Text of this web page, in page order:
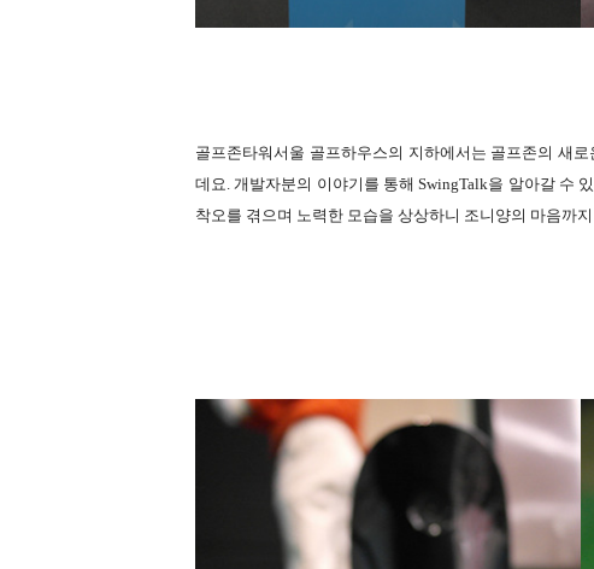
골프존타워서울 골프하우스의 지하에서는 골프존의 새
데요. 개발자분의 이야기를 통해 SwingTalk을 알아갈 수
착오를 겪으며 노력한 모습을 상상하니 조니양의 마음까